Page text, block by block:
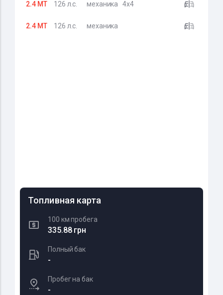
2.4 MT 126 л.с. механика 4x4
2.4 MT 126 л.с. механика
Топливная карта
100 км пробега
335.88 грн
Полный бак
-
Пробег на бак
-